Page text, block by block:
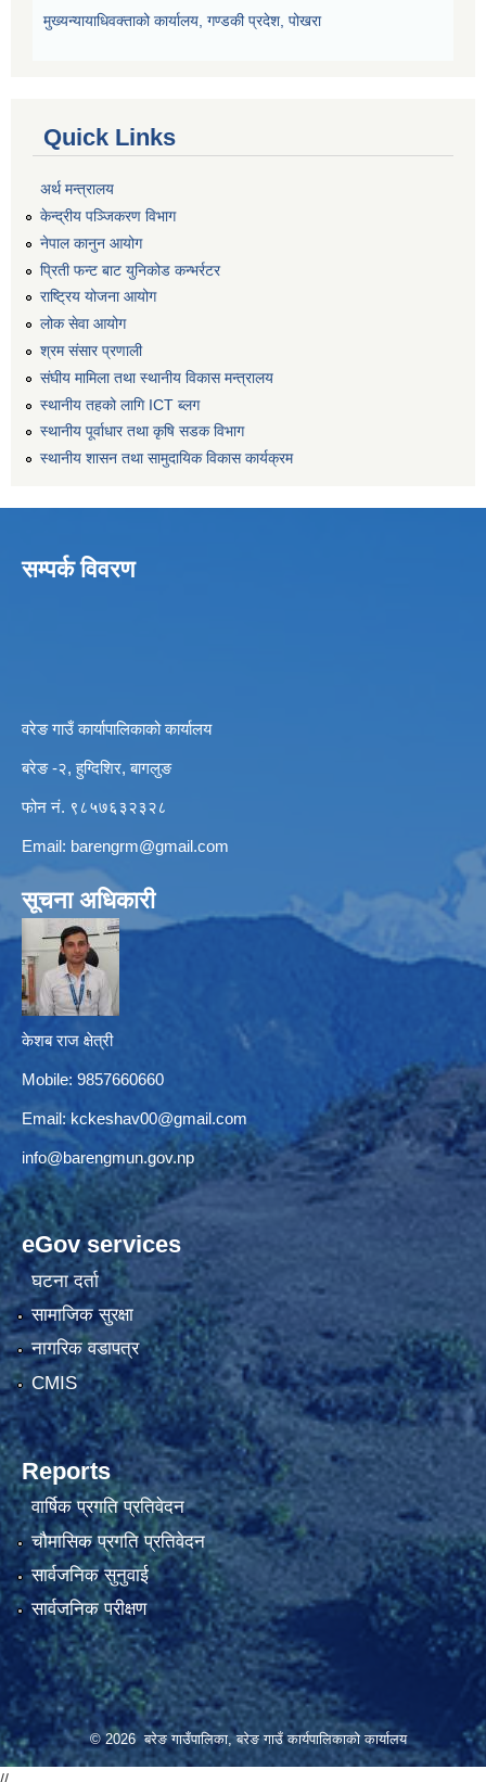
मुख्यन्यायाधिवक्ताको कार्यालय, गण्डकी प्रदेश, पोखरा
Quick Links
अर्थ मन्त्रालय
केन्द्रीय पञ्जिकरण विभाग
नेपाल कानुन आयोग
प्रिती फन्ट बाट युनिकोड कन्भर्रटर
राष्ट्रिय योजना आयोग
लोक सेवा आयोग
श्रम संसार प्रणाली
संघीय मामिला तथा स्थानीय विकास मन्त्रालय
स्थानीय तहको लागि ICT ब्लग
स्थानीय पूर्वाधार तथा कृषि सडक विभाग
स्थानीय शासन तथा सामुदायिक विकास कार्यक्रम
सम्पर्क विवरण
वरेङ गाउँ कार्यापालिकाको कार्यालय
बरेङ -२, हुग्दिशिर, बागलुङ
फोन नं. ९८५७६३२३२८
Email: barengrm@gmail.com
सूचना अधिकारी
केशब राज क्षेत्री
Mobile: 9857660660
Email: kckeshav00@gmail.com
info@barengmun.gov.np
eGov services
घटना दर्ता
सामाजिक सुरक्षा
नागरिक वडापत्र
CMIS
Reports
वार्षिक प्रगति प्रतिवेदन
चौमासिक प्रगति प्रतिवेदन
सार्वजनिक सुनुवाई
सार्वजनिक परीक्षण
© 2026 बरेङ गाउँपालिका, बरेङ गाउँ कार्यपालिकाको कार्यालय